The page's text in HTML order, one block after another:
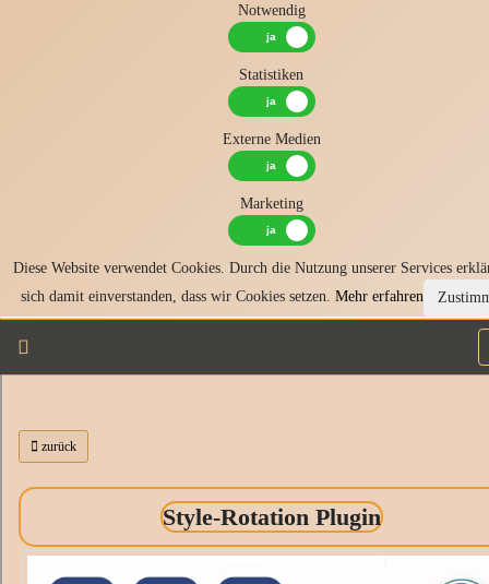
Notwendig
Statistiken
Externe Medien
Marketing
Diese Website verwendet Cookies. Durch die Nutzung unserer Services
sich damit einverstanden, dass wir Cookies setzen. Mehr erfahren
zurück
Style-Rotation Plugin